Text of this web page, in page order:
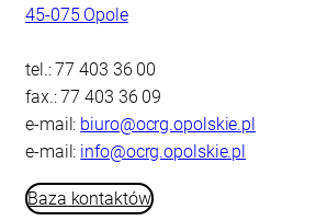
45-075 Opole
tel.: 77 403 36 00
fax.: 77 403 36 09
e-mail: biuro@ocrg.opolskie.pl
e-mail: info@ocrg.opolskie.pl
Baza kontaktów